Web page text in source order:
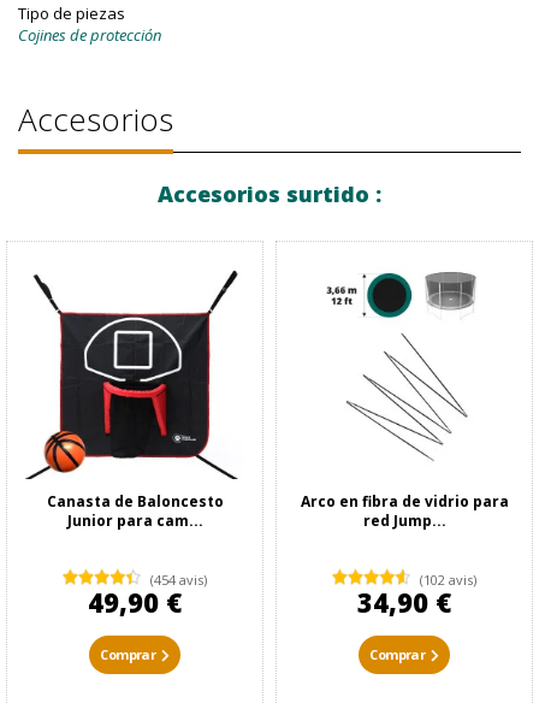
Tipo de piezas
Cojines de protección
Accesorios
Accesorios surtido :
Canasta de Baloncesto
Junior para cam...
(454 avis)
49,90 €
Comprar
Arco en fibra de vidrio para
red Jump...
(102 avis)
34,90 €
Comprar